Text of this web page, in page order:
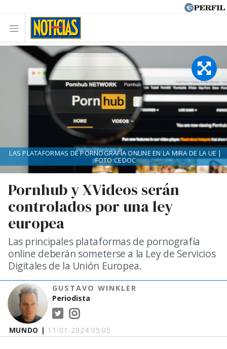
MUNDO | 11-01-2024 05:05
Pornhub y XVideos serán
controlados por una ley
europea
Las principales plataformas de pornografía
online deberán someterse a la Ley de Servicios
Digitales de la Unión Europea.
GUSTAVO WINKLER
Periodista
LAS PLATAFORMAS DE PORNOGRAFÍA ONLINE EN LA MIRA DE LA UE |
FOTO:CEDOC